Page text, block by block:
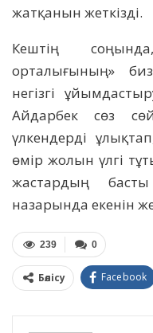
жатқанын жеткізді.
Кештің
орталығының»
негізгі
Айдарбек сөз
үлкендерді
өмір жолын үлгі
жастардың
назарында екенін
0
239
Бөлісу Facebook